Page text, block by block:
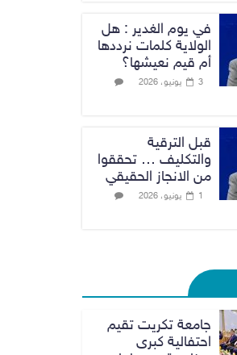
في يوم الغدير : هل
الولاية كلمات نرددها
أم قيم نعيشها؟
3 يونيو، 2026
قبل الترقية
والتكليف … تحققوا
من الانجاز الحقيقي
1 يونيو، 2026
جامعة تكريت تقيم
احتفالية كبرى